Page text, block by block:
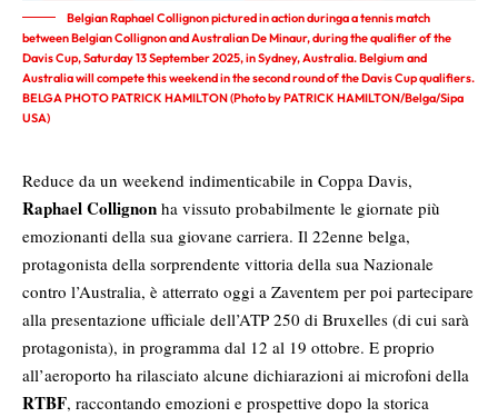
Belgian Raphael Collignon pictured in action duringa a tennis match
between Belgian Collignon and Australian De Minaur, during the qualifier of the
Davis Cup, Saturday 13 September 2025, in Sydney, Australia. Belgium and
Australia will compete this weekend in the second round of the Davis Cup qualifiers.
BELGA PHOTO PATRICK HAMILTON (Photo by PATRICK HAMILTON/Belga/Sipa
USA)
Reduce da un weekend indimenticabile in Coppa Davis,
Raphael Collignon ha vissuto probabilmente le giornate più
emozionanti della sua giovane carriera. Il 22enne belga,
protagonista della sorprendente vittoria della sua Nazionale
contro l’Australia, è atterrato oggi a Zaventem per poi partecipare
alla presentazione ufficiale dell’ATP 250 di Bruxelles (di cui sarà
protagonista), in programma dal 12 al 19 ottobre. E proprio
all’aeroporto ha rilasciato alcune dichiarazioni ai microfoni della
RTBF, raccontando emozioni e prospettive dopo la storica